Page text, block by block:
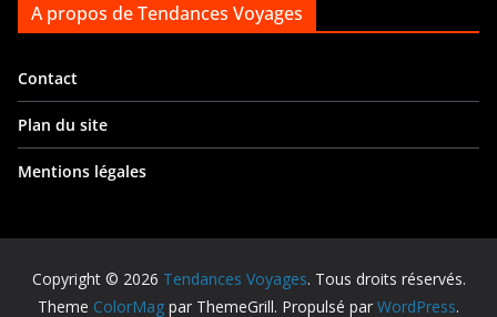
A propos de Tendances Voyages
Contact
Plan du site
Mentions légales
Copyright © 2026 Tendances Voyages. Tous droits réservés.
Theme ColorMag par ThemeGrill. Propulsé par WordPress.